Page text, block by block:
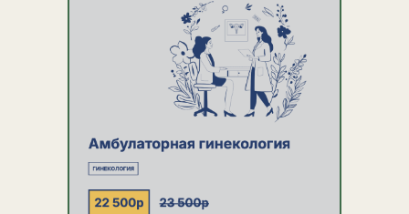
12 месяцев
Проверка домашних
заданий куратором
Подписка в MD.club и AI
DIMA на 12 месяцев
6 недель менторства от
Курс в подарок: «Школа
доказательной